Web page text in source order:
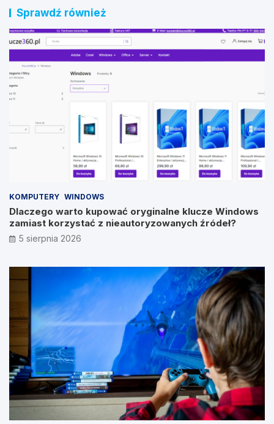
Sprawdź również
KOMPUTERY WINDOWS
Dlaczego warto kupować oryginalne klucze Windows
zamiast korzystać z nieautoryzowanych źródeł?
5 sierpnia 2026